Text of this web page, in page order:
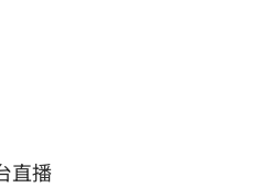
直播